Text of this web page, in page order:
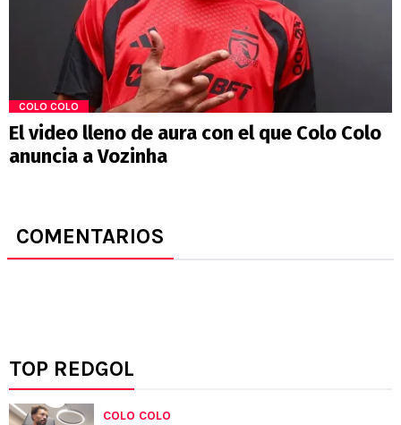
COLO COLO
El video lleno de aura con el que Colo Colo
anuncia a Vozinha
COMENTARIOS
TOP REDGOL
COLO COLO